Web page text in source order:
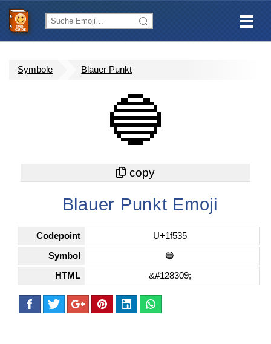
Symbole Blauer Punkt
🔵
Blauer Punkt Emoji
Codepoint U+1f535
Symbol 🔵
HTML &#128309;